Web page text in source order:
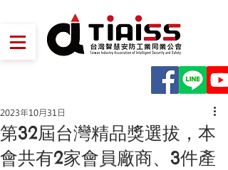
第32屆台灣精品獎選拔，本
會共有2家會員廠商、3件產
2023年10月31日